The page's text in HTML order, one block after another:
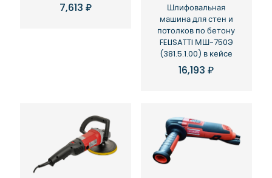
7,613₽
Шлифовальная
машина для стен и
потолков по бетону
FELISATTI МШ-750Э
(381.5.1.00) в кейсе
16,193₽